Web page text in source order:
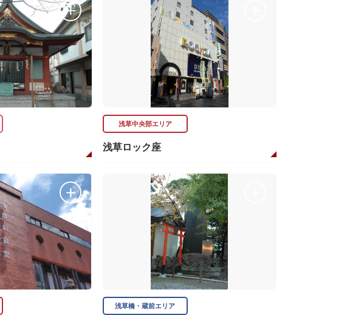
浅草中央部エリア
浅草ロック座
浅草橋・蔵前エリア